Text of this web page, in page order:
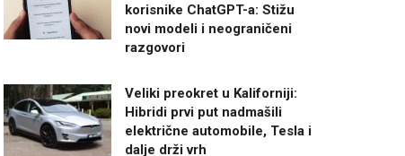
korisnike ChatGPT-a: Stižu
novi modeli i neograničeni
razgovori
Veliki preokret u Kaliforniji:
Hibridi prvi put nadmašili
električne automobile, Tesla i
dalje drži vrh